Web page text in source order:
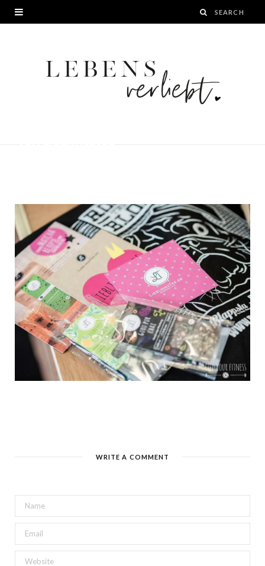
WRITE A COMMENT